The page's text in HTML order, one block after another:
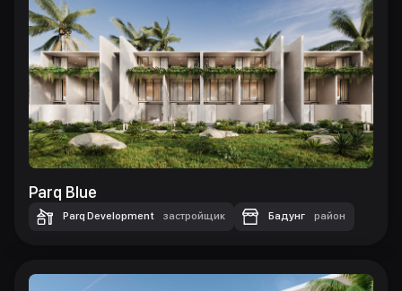
Parq Blue
Parq Development застройщик Бадунг район